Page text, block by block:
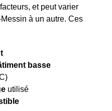
et peut varier
à un autre. Ces
basse
utilisé